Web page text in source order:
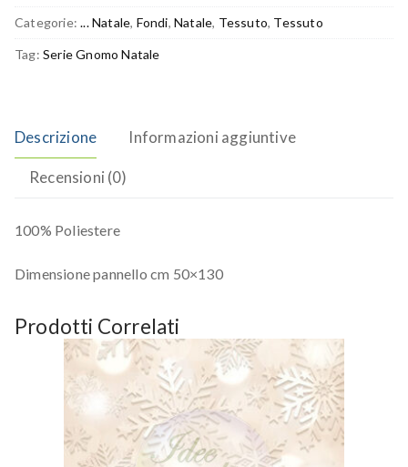
Categorie:... Natale, Fondi,Natale, Tessuto, Tessuto
Tag: Serie Gnomo Natale
Descrizione Informazioni aggiuntive
Recensioni (0)
100% Poliestere
Dimensione pannello cm 50×130
Prodotti Correlati